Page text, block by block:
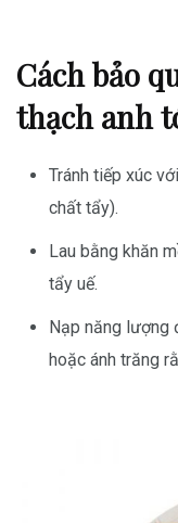
Cách bảo
thạch anh
Tránh tiếp xúc
chất tẩy).
Lau bằng khăn
tẩy uế.
Nạp năng lượng
hoặc ánh trăng